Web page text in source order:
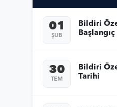
01
ŞUB
Bildiri
Başlangıç
30
TEM
Bildiri
Tarihi